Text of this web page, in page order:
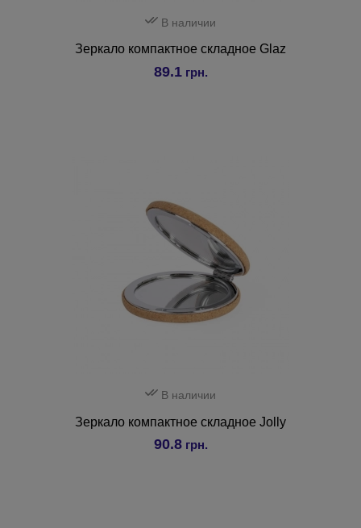
В наличии
Зеркало компактное складное Glaz
89.1грн.
В наличии
Зеркало компактное складное Jolly
90.8грн.